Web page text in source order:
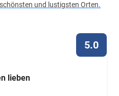
und lustigsten Orten.
5.0
lieben